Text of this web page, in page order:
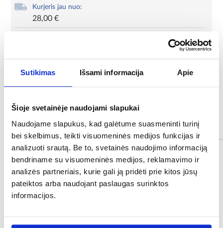
Sutikimas Išsami informacija Apie
Šioje svetainėje naudojami slapukai
Naudojame slapukus, kad galėtume suasmeninti turinį
bei skelbimus, teikti visuomeninės medijos funkcijas ir
analizuoti srautą. Be to, svetainės naudojimo informaciją
bendriname su visuomeninės medijos, reklamavimo ir
analizės partneriais, kurie gali ją pridėti prie kitos jūsų
pateiktos arba naudojant paslaugas surinktos
informacijos.
Kurjeris jau nuo:
28,00 €
Produkto kortelė
Spausdinti
Informacija
Spalva:
white pine
Kolekcija: